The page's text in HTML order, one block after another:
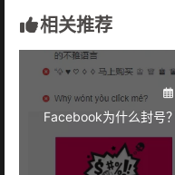
相关推荐
Facebook为什么封号